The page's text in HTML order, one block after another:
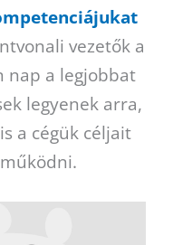
vezetők a
nap a legjobbat
legyenek arra,
a cégük céljait